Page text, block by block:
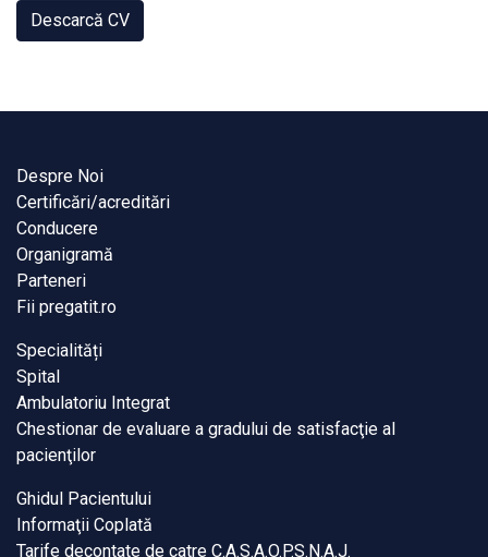
Descarcă CV
Despre Noi
Certificări/acreditări
Conducere
Organigramă
Parteneri
Fii pregatit.ro
Specialități
Spital
Ambulatoriu Integrat
Chestionar de evaluare a gradului de satisfacţie al
pacienţilor
Ghidul Pacientului
Informaţii Coplată
Tarife decontate de catre C.A.S.A.O.P.S.N.A.J.